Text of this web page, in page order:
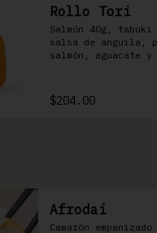
Rollo Tori
Salmón 40g, tabuki
salsa de anguila,
salmón, aguacate
$204.00
Afrodai
Camarón